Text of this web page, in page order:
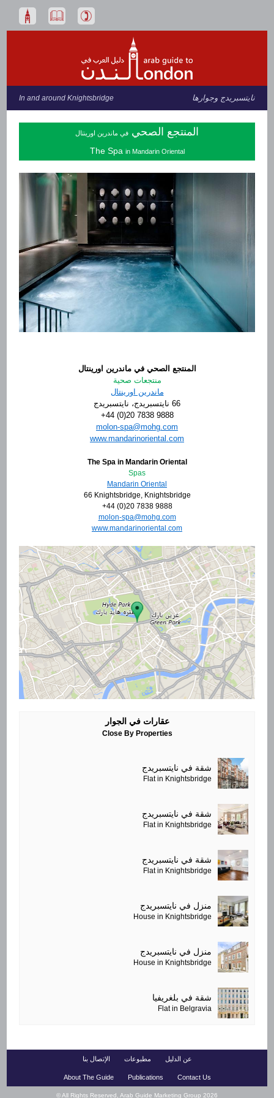
نايتسبريدج وجوارها In and around Knightsbridge
المنتجع الصحي في ماندرين اورينتال
The Spa in Mandarin Oriental
المنتجع الصحي في ماندرين اورينتال
منتجعات صحية
ماندرين اورينتال
66 نايتسبريدج، نايتسبريدج
+44 (0)20 7838 9888
moc.ghom@aps-nolom
www.mandarinoriental.com
The Spa in Mandarin Oriental
Spas
Mandarin Oriental
66 Knightsbridge, Knightsbridge
+44 (0)20 7838 9888
moc.ghom@aps-nolom
www.mandarinoriental.com
عقارات في الجوار
Close By Properties
شقة في نايتسبريدج
Flat in Knightsbridge
شقة في نايتسبريدج
Flat in Knightsbridge
شقة في نايتسبريدج
Flat in Knightsbridge
منزل في نايتسبريدج
House in Knightsbridge
منزل في نايتسبريدج
House in Knightsbridge
شقة في بلغريفيا
Flat in Belgravia
عن الدليل مطبوعات الإتصال بنا
About The Guide Publications Contact Us
© All Rights Reserved, Arab Guide Marketing Group 2026